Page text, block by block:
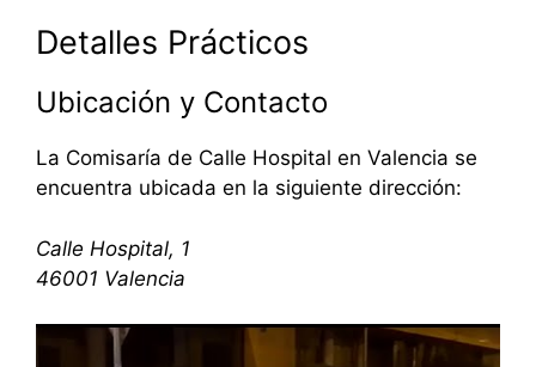
Detalles Prácticos
Ubicación y Contacto
La Comisaría de Calle Hospital en Valencia se
encuentra ubicada en la siguiente dirección:
Calle Hospital, 1
46001 Valencia